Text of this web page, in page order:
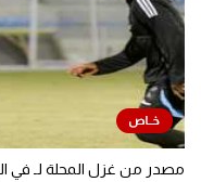
مصدر من غزل المحلة لـ في